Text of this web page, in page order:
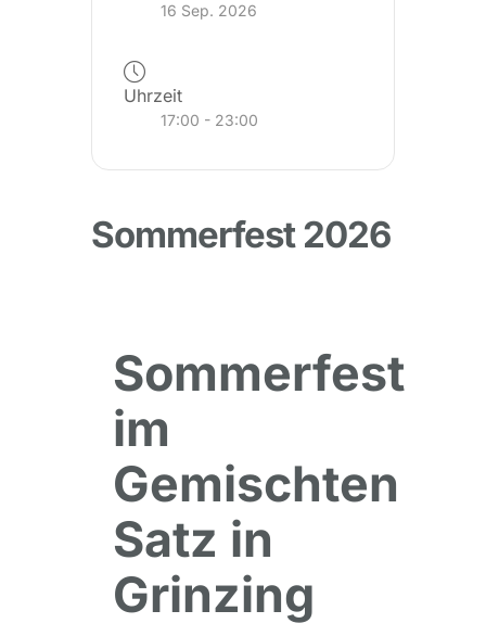
16 Sep. 2026
Uhrzeit
17:00 - 23:00
Sommerfest 2026
Sommerfest
im
Gemischten
Satz in
Grinzing